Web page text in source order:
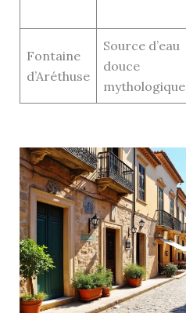
Fontaine
d’Aréthuse
Source d’eau
douce
mythologique